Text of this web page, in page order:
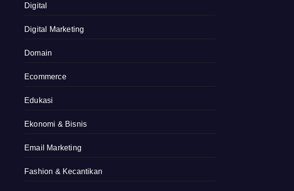
Digital
Digital Marketing
Domain
Ecommerce
Edukasi
Ekonomi & Bisnis
Email Marketing
Fashion & Kecantikan